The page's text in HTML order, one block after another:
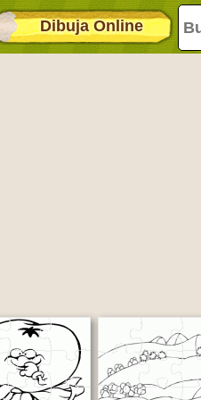
Dibuja Online